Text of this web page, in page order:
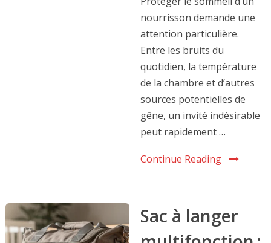
nourrisson demande une
attention particulière.
Entre les bruits du
quotidien, la température
de la chambre et d’autres
sources potentielles de
gêne, un invité indésirable
peut rapidement …
Continue Reading
Sac à langer